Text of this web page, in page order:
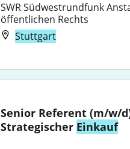
SWR Südwestrundfunk
öffentlichen Rechts
Stuttgart
Senior Referent (m/w/
Strategischer Einkauf